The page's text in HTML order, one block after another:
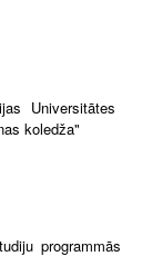
Universitātes
koledža"
programmās